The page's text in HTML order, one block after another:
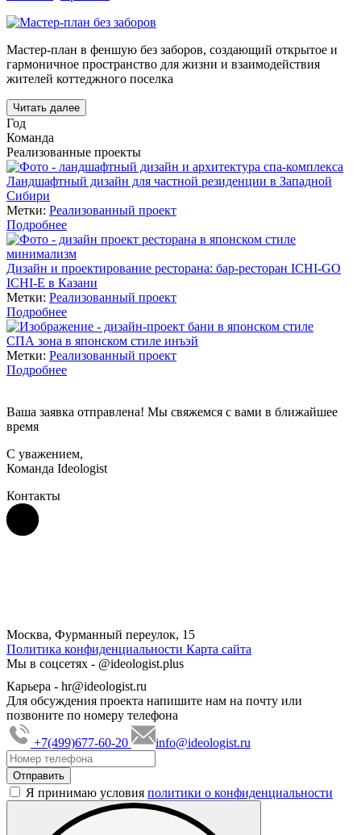
Мастер-план в феншую без заборов, создающий открытое и
гармоничное пространство для жизни и взаимодействия
жителей коттеджного поселка
Читать далее
Год
Команда
Реализованные проекты
Ландшафтный дизайн для частной резиденции в Западной
Сибири
Метки: Реализованный проект
Подробнее
Дизайн и проектирование ресторана: бар-ресторан ICHI-GO
ICHI-E в Казани
Метки: Реализованный проект
Подробнее
СПА зона в японском стиле инъэй
Метки: Реализованный проект
Подробнее
Ваша заявка отправлена! Мы свяжемся с вами в ближайшее
время
С уважением,
Команда Ideologist
Контакты
Москва, Фурманный переулок, 15
Политика конфиденциальности Карта сайта
Мы в соцсетях - @ideologist.plus
Карьера - hr@ideologist.ru
Для обсуждения проекта напишите нам на почту или
позвоните по номеру телефона
+7(499)677-60-20
info@ideologist.ru
Я принимаю условия политики о конфиденциальности